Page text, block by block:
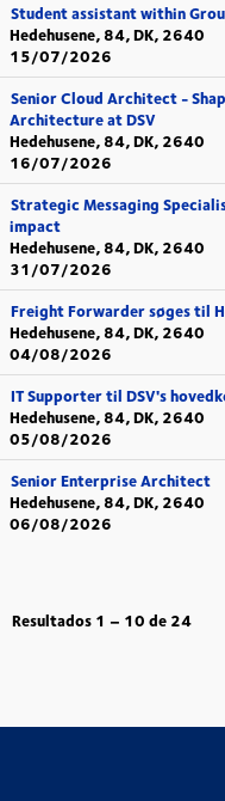
Student assistant within
Hedehusene, 84, DK, 2640
15/07/2026
Senior Cloud Architect -
Architecture at DSV
Hedehusene, 84, DK, 2640
16/07/2026
Strategic Messaging
impact
Hedehusene, 84, DK, 2640
31/07/2026
Freight Forwarder søges til
Hedehusene, 84, DK, 2640
04/08/2026
IT Supporter til DSV's
Hedehusene, 84, DK, 2640
05/08/2026
Senior Enterprise Architect
Hedehusene, 84, DK, 2640
06/08/2026
Resultados 1 – 10 de 24